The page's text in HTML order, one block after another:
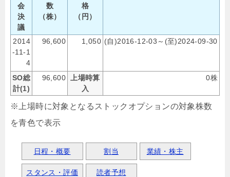
会
決
議
数
（株）
格
（円）
2014
-11-1
4
96,600 1,050 (自)2016-12-03～(至)2024-09-30
SO総
計(1)
96,600 上場時算
入
0株
※上場時に対象となるストックオプションの対象株数
を青色で表示
日程・概要 割当 業績・株主
スタンス・評価 読者予想